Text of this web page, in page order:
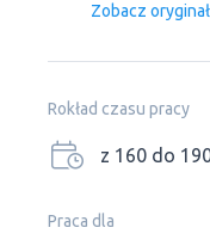
Zobacz oryginał
Rokład czasu pracy
z 160 do
Praca dla